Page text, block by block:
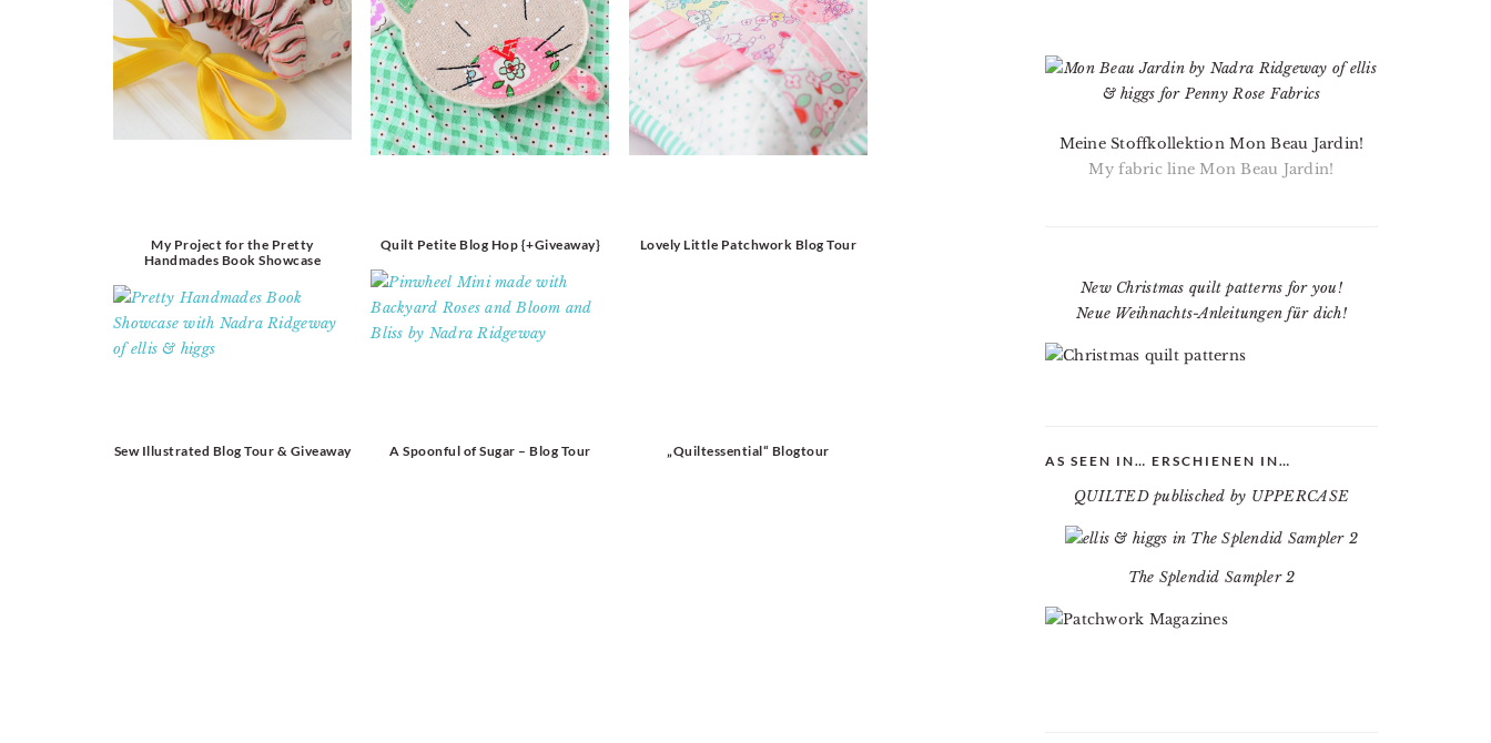
My Project for the Pretty
Handmades Book Showcase
Quilt Petite Blog Hop {+Giveaway} Lovely Little Patchwork Blog Tour
Sew Illustrated Blog Tour & Giveaway A Spoonful of Sugar – Blog Tour „Quiltessential“ Blogtour
Meine Stoffkollektion Mon Beau Jardin!
My fabric line Mon Beau Jardin!
New Christmas quilt patterns for you!
Neue Weihnachts-Anleitungen für dich!
AS SEEN IN… ERSCHIENEN IN…
QUILTED publisched by UPPERCASE
The Splendid Sampler 2